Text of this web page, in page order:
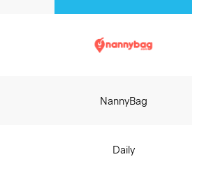
NannyBag
Daily